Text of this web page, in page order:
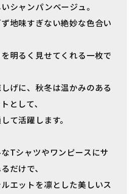
シャンパンベージュ。
地味すぎない絶妙な色合い
明るく見せてくれる一枚で
げに、秋冬は温かみのある
として、
て活躍します。
Tシャツやワンピースにサ
だけで、
エットを凛とした美しいス